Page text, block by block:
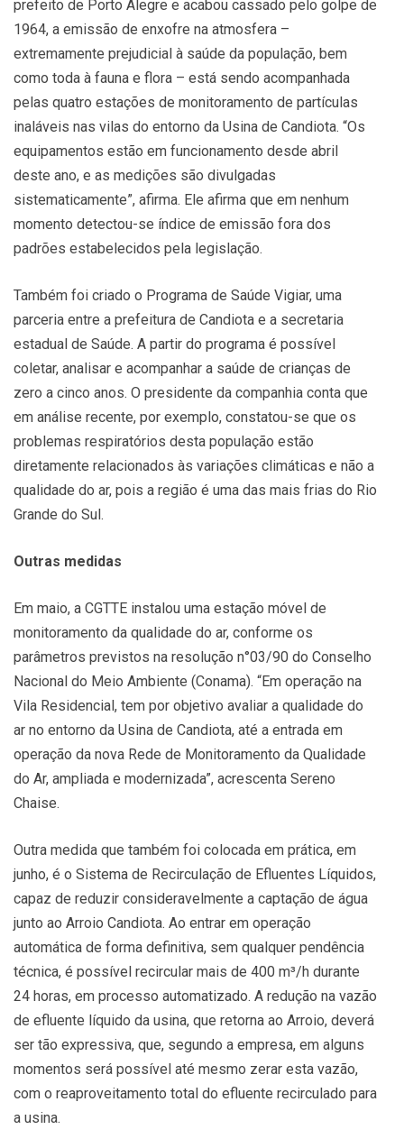
prefeito de Porto Alegre e acabou cassado pelo golpe de
1964, a emissão de enxofre na atmosfera –
extremamente prejudicial à saúde da população, bem
como toda à fauna e flora – está sendo acompanhada
pelas quatro estações de monitoramento de partículas
inaláveis nas vilas do entorno da Usina de Candiota. “Os
equipamentos estão em funcionamento desde abril
deste ano, e as medições são divulgadas
sistematicamente”, afirma. Ele afirma que em nenhum
momento detectou-se índice de emissão fora dos
padrões estabelecidos pela legislação.
Também foi criado o Programa de Saúde Vigiar, uma
parceria entre a prefeitura de Candiota e a secretaria
estadual de Saúde. A partir do programa é possível
coletar, analisar e acompanhar a saúde de crianças de
zero a cinco anos. O presidente da companhia conta que
em análise recente, por exemplo, constatou-se que os
problemas respiratórios desta população estão
diretamente relacionados às variações climáticas e não a
qualidade do ar, pois a região é uma das mais frias do Rio
Grande do Sul.
Outras medidas
Em maio, a CGTTE instalou uma estação móvel de
monitoramento da qualidade do ar, conforme os
parâmetros previstos na resolução n°03/90 do Conselho
Nacional do Meio Ambiente (Conama). “Em operação na
Vila Residencial, tem por objetivo avaliar a qualidade do
ar no entorno da Usina de Candiota, até a entrada em
operação da nova Rede de Monitoramento da Qualidade
do Ar, ampliada e modernizada”, acrescenta Sereno
Chaise.
Outra medida que também foi colocada em prática, em
junho, é o Sistema de Recirculação de Efluentes Líquidos,
capaz de reduzir consideravelmente a captação de água
junto ao Arroio Candiota. Ao entrar em operação
automática de forma definitiva, sem qualquer pendência
técnica, é possível recircular mais de 400 m³/h durante
24 horas, em processo automatizado. A redução na vazão
de efluente líquido da usina, que retorna ao Arroio, deverá
ser tão expressiva, que, segundo a empresa, em alguns
momentos será possível até mesmo zerar esta vazão,
com o reaproveitamento total do efluente recirculado para
a usina.